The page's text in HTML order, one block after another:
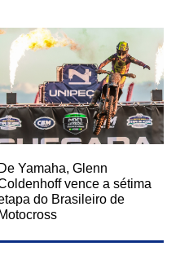
De Yamaha, Glenn
vence a sétima
do Brasileiro de
Motocross